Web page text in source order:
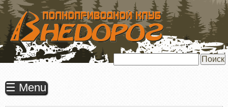
ПЕРЕЙТИ
ОСНОВНОМУ
СОДЕРЖАНИЮ
☰ Menu